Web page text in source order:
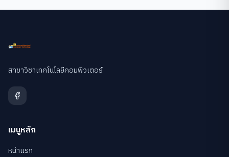
สาขาวิชาเทคโนโลยีคอมพิวเตอร์
เมนูหลัก
หน้าแรก